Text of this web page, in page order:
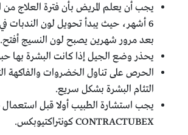
يجب أن يعلم المريض بأن فترة العلاج من
6 أشهر، حيث يبدأ تحويل لون الندبات
بعد مرور شهرين يصبح لون النسيج أفتح.
يحذر وضع الجيل إذا كانت البشرة بها
الحرص على تناول الخضروات والفاكهة
التئام البشرة بشكل سريع.
يجب استشارة الطبيب أولا قبل
CONTRACTUBEX كونتراكتيوبكس.